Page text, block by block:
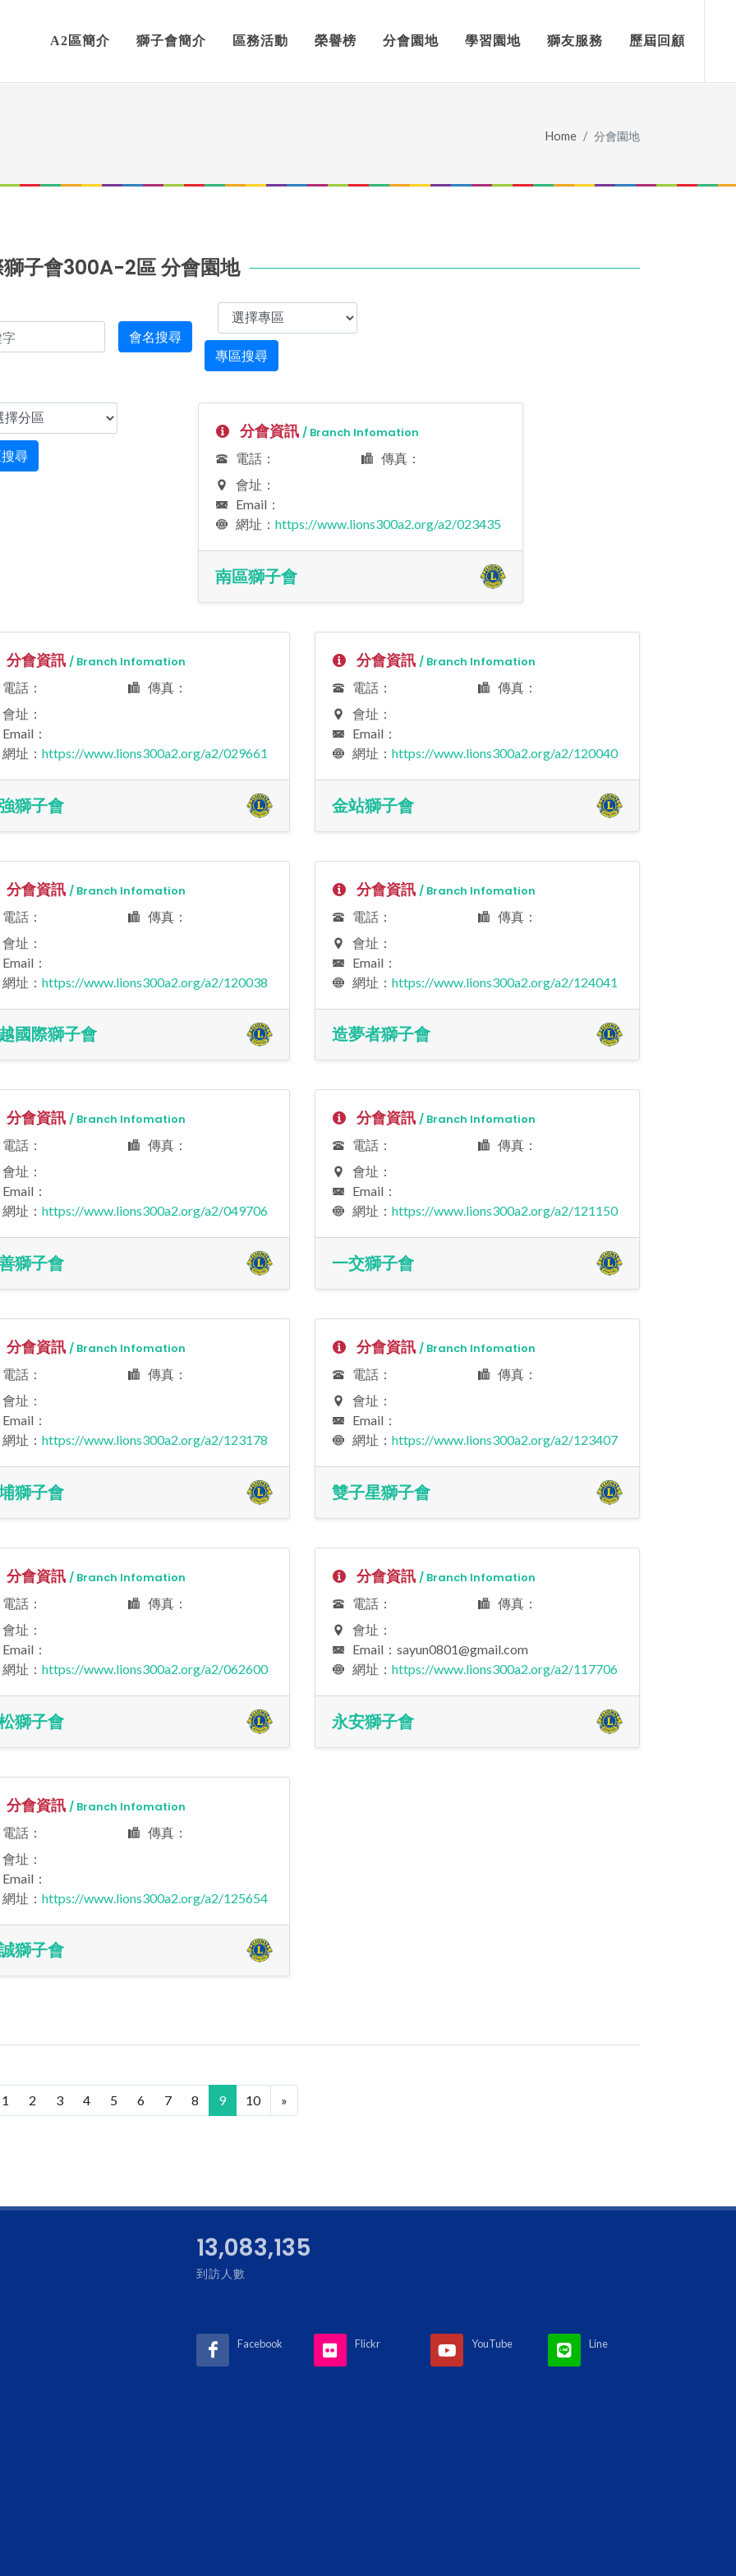
A2區簡介 獅子會簡介 區務活動 榮譽榜 分會園地 學習園地 獅友服務 歷屆回顧
Home 分會園地
子會300A-2區 分會園地
會名搜尋
專區搜尋
尋
分會資訊 / Branch Infomation
電話：
傳真：
會址：
Email：
網址： https://www.lions300a2.org/a2/023435
南區獅子會
會資訊 / Branch Infomation
話：
傳真：
址：
：
址： https://www.lions300a2.org/a2/029661
獅子會
分會資訊 / Branch Infomation
電話：
傳真：
會址：
Email：
網址： https://www.lions300a2.org/a2/120040
金站獅子會
會資訊 / Branch Infomation
話：
傳真：
址：
：
址： https://www.lions300a2.org/a2/120038
國際獅子會
分會資訊 / Branch Infomation
電話：
傳真：
會址：
Email：
網址： https://www.lions300a2.org/a2/124041
造夢者獅子會
會資訊 / Branch Infomation
話：
傳真：
址：
：
址： https://www.lions300a2.org/a2/049706
獅子會
分會資訊 / Branch Infomation
電話：
傳真：
會址：
Email：
網址： https://www.lions300a2.org/a2/121150
一交獅子會
會資訊 / Branch Infomation
話：
傳真：
址：
：
址： https://www.lions300a2.org/a2/123178
獅子會
分會資訊 / Branch Infomation
電話：
傳真：
會址：
Email：
網址： https://www.lions300a2.org/a2/123407
雙子星獅子會
會資訊 / Branch Infomation
話：
傳真：
址：
：
址： https://www.lions300a2.org/a2/062600
獅子會
分會資訊 / Branch Infomation
電話：
傳真：
會址：
Email：sayun0801@gmail.com
網址： https://www.lions300a2.org/a2/117706
永安獅子會
會資訊 / Branch Infomation
話：
傳真：
址：
：
址： https://www.lions300a2.org/a2/125654
獅子會
1 2 3 4 5 6 7 8 9 10 »
災難援助
Disaster Relief
環保 救濟飢餓
Hunger
15,065,421
到訪人數
Facebook Flickr YouTube Line